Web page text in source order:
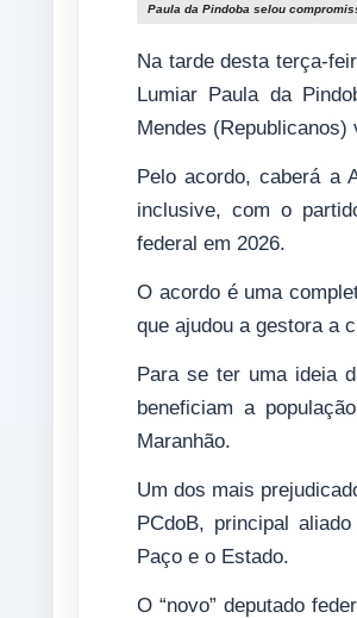
Paula da Pindoba selou
Na tarde desta terça-
Lumiar Paula da
Mendes
Pelo acordo, caberá a
inclusive, com o
federal em 2026.
O acordo é uma
que ajudou a gestora a
Para se ter uma ideia
beneficiam a
Maranhão.
Um dos mais
PCdoB, principal
Paço e o Estado.
O “novo” deputado